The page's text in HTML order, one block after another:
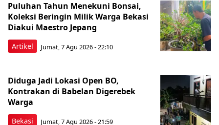
Artikel
Puluhan Tahun Menekuni Bonsai,
Koleksi Beringin Milik Warga Bekasi
Diakui Maestro Jepang
Jumat, 7 Agu 2026 - 22:10
Bekasi
Diduga Jadi Lokasi Open BO,
Kontrakan di Babelan Digerebek
Warga
Jumat, 7 Agu 2026 - 21:59